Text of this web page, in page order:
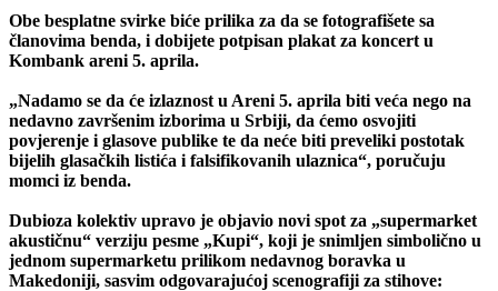
Obe besplatne svirke biće prilika za da se fotografišete sa
članovima benda, i dobijete potpisan plakat za koncert u
Kombank areni 5. aprila.
„Nadamo se da će izlaznost u Areni 5. aprila biti veća nego na
nedavno završenim izborima u Srbiji, da ćemo osvojiti
povjerenje i glasove publike te da neće biti preveliki postotak
bijelih glasačkih listića i falsifikovanih ulaznica“, poručuju
momci iz benda.
Dubioza kolektiv upravo je objavio novi spot za „supermarket
akustičnu“ verziju pesme „Kupi“, koji je snimljen simbolično u
jednom supermarketu prilikom nedavnog boravka u
Makedoniji, sasvim odgovarajućoj scenografiji za stihove: